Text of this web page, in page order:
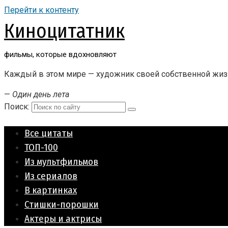
Перейти к контенту
Киноцитатник
фильмы, которые вдохновляют
Каждый в этом мире — художник своей собственной
— Один день лета
Поиск:
Все цитаты
ТОП-100
Из мультфильмов
Из сериалов
В картинках
Стишки-порошки
Актеры и актрисы